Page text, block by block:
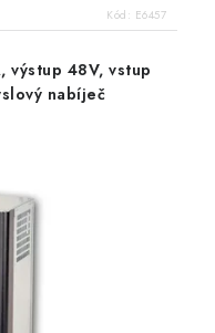
Kód: E6457
výstup 48V, vstup
nabíječ